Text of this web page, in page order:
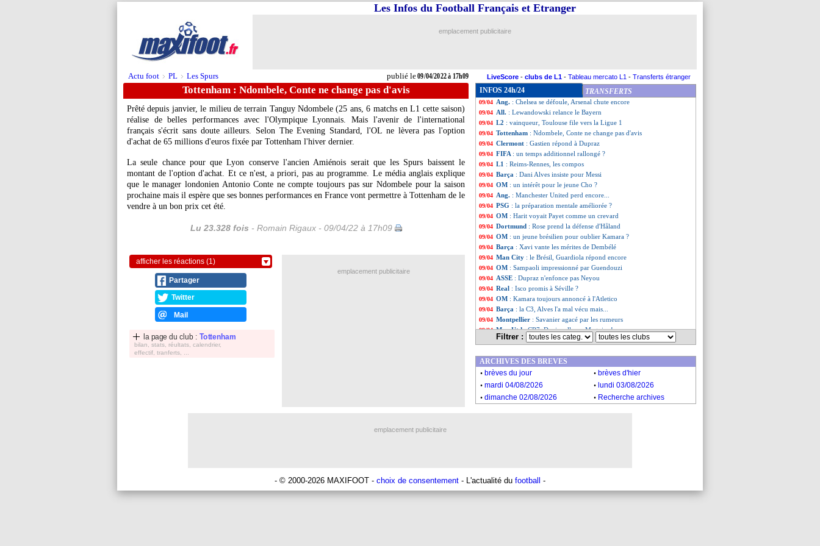
Actu foot > PL > Les Spurs publié le09/04/2022 à 17h09
Les Infos du Football Français et Etranger
emplacement publicitaire
LiveScore - clubs de L1 - Tableau mercato L1 - Transferts étranger
Tottenham : Ndombele, Conte ne change pas d'avis
Prêté depuis janvier, le milieu de terrain Tanguy Ndombele (25 ans, 6 matchs en L1 cette saison)
réalise de belles performances avec l'Olympique Lyonnais. Mais l'avenir de l'international
français s'écrit sans doute ailleurs. Selon The Evening Standard, l'OL ne lèvera pas l'option
d'achat de 65 millions d'euros fixée par Tottenham l'hiver dernier.
La seule chance pour que Lyon conserve l'ancien Amiénois serait que les Spurs baissent le
montant de l'option d'achat. Et ce n'est, a priori, pas au programme. Le média anglais explique
que le manager londonien Antonio Conte ne compte toujours pas sur Ndombele pour la saison
prochaine mais il espère que ses bonnes performances en France vont permettre à Tottenham de le
vendre à un bon prix cet été.
Lu 23.328 fois - Romain Rigaux - 09/04/22 à 17h09
afficher les réactions (1)
Partager
Twitter
Mail
la page du club : Tottenham
bilan, stats, réultats, calendrier,
effectif, tranferts, ...
INFOS 24h/24 TRANSFERTS
09/04 Ita.: l'Inter revient à un point du Milan AC
09/04 Rennes
09/04 Esp.: l'Atletico surpris à Majorque
09/04 Man Utd: la colère de De Gea
09/04 Ang. : Chelsea se défoule, Arsenal chute encore
09/04 All. : Lewandowski relance le Bayern
09/04 L2 : vainqueur, Toulouse file vers la Ligue 1
09/04 Tottenham : Ndombele, Conte ne change pas d'avis
09/04 Clermont : Gastien répond à Dupraz
09/04 FIFA : un temps additionnel rallongé ?
09/04 L1 : Reims-Rennes, les compos
09/04 Barça : Dani Alves insiste pour Messi
09/04 OM : un intérêt pour le jeune Cho ?
09/04 Ang. : Manchester United perd encore...
09/04 PSG : la préparation mentale améliorée ?
09/04 OM : Harit voyait Payet comme un crevard
09/04 Dortmund : Rose prend la défense d'Håland
09/04 OM : un jeune brésilien pour oublier Kamara ?
09/04 Barça : Xavi vante les mérites de Dembélé
09/04 Man City : le Brésil, Guardiola répond encore
09/04 OM : Sampaoli impressionné par Guendouzi
09/04 ASSE : Dupraz n'enfonce pas Neyou
09/04 Real : Isco promis à Séville ?
09/04 OM : Kamara toujours annoncé à l'Atletico
09/04 Barça : la C3, Alves l'a mal vécu mais...
09/04 Montpellier : Savanier agacé par les rumeurs
09/04 Man Utd: CR7, Davies allume Maguire !
Chelsea : Kanté diminué par le ramadan ?
09/04 OM: Longoria se sent dans le club parfait
09/04 Barça: Alves préfère Mbappé à Håland
PSG : Mbappé, le Real très confiant
09/04 Lille: Ben Arfa, Rothen cible Gourvennec
Filtrer :
emplacement publicitaire
ARCHIVES DES BREVES
. brèves du jour . brèves d'hier
. mardi 04/08/2026 . lundi 03/08/2026
. dimanche 02/08/2026 . Recherche archives
emplacement publicitaire
- © 2000-2026 MAXIFOOT - choix de consentement - L'actualité du football -